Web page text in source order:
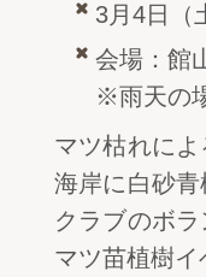
3月4日（
会場：館
※雨天の
マツ枯れに
海岸に白砂
クラブのボ
マツ苗植樹イ